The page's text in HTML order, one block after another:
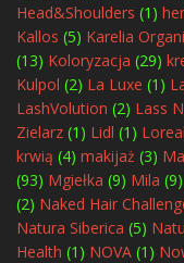
Head&Shoulders (1)
Kallos (5) Karelia
(13) Koloryzacja (29)
Kulpol (2) La Luxe (1)
LashVolution (2) Lass
Zielarz (1) Lidl (1) Loreal
krwią (4) makijaż (3)
(93) Mgiełka (9) Mila (9)
(2) Naked Hair
Natura Siberica (5)
Health (1) NOVA (1)